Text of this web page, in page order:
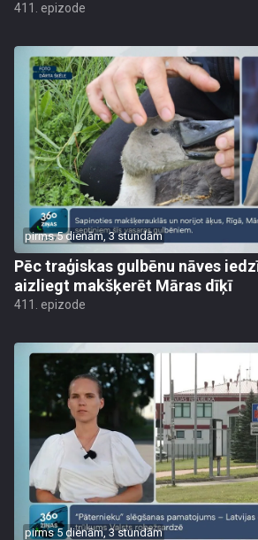
411. epizode
pirms 5 dienām, 3 stundām
Pēc traģiskas gulbēnu nāves
aizliegt makšķerēt Māras dīķī
411. epizode
pirms 5 dienām, 3 stundām